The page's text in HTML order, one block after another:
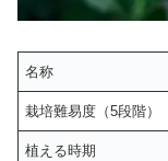
名称
栽培難易度（5段階）
植える時期